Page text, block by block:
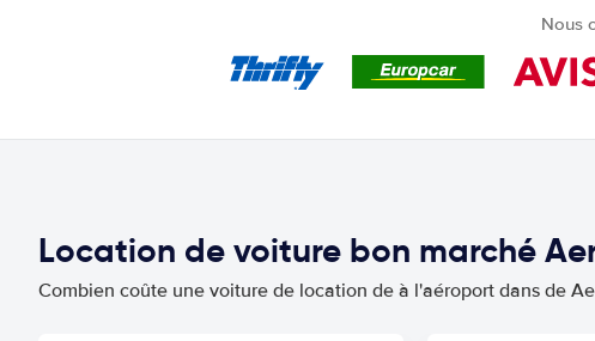
Nous
Location de voiture bon marché
Combien coûte une voiture de location de à l'aéroport dans de